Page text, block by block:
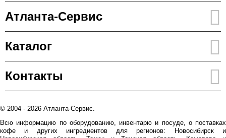
Атланта-Сервис
Каталог
Контакты
© 2004 - 2026 Атланта-Сервис.
Всю информацию по оборудованию, инвентарю и посуде, о поставках
кофе и других ингредиентов для регионов: Новосибирск и